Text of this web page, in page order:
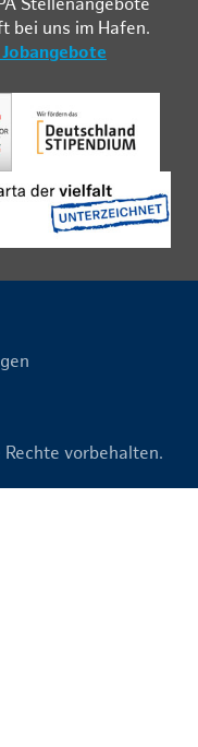
Stel­len­an­ge­bo­te
bei uns im Ha­fen.
vorbehalten.